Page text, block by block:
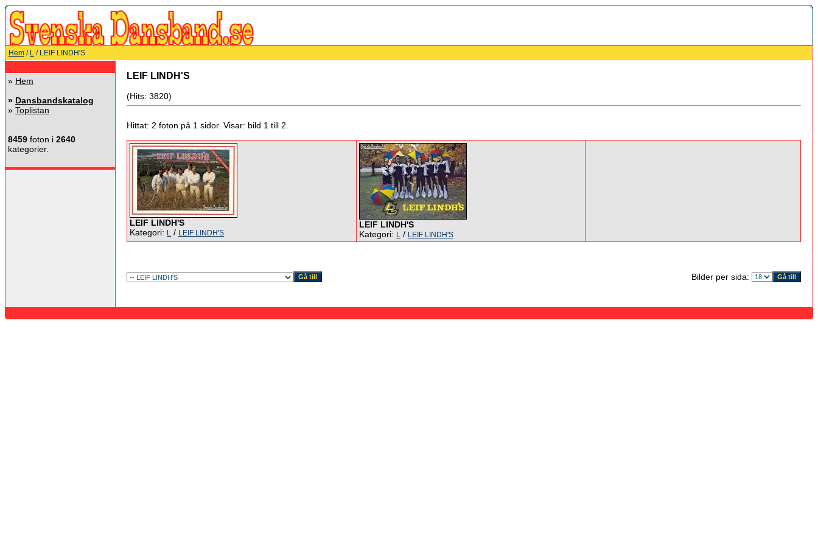
Hem / L / LEIF LINDH'S
» Hem
» Dansbandskatalog
» Toplistan
8459 foton i 2640
kategorier.
LEIF LINDH'S
(Hits: 3820)
Hittat: 2 foton på 1 sidor. Visar: bild 1 till 2.
LEIF LINDH'S
Kategori: L / LEIF LINDH'S
LEIF LINDH'S
Kategori: L / LEIF LINDH'S
Bilder per sida: